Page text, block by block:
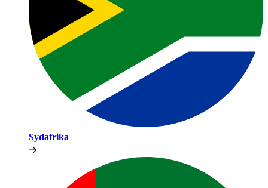
Sydafrika​​